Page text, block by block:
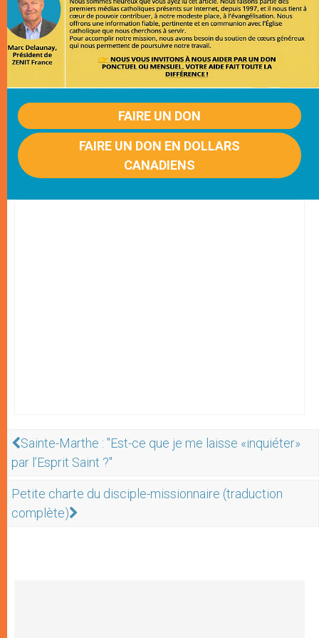
FAIRE UN DON
FAIRE UN DON EN DOLLARS
CANADIENS
Sainte-Marthe : "Est-ce que je me laisse «inquiéter»
par l’Esprit Saint ?"
Petite charte du disciple-missionnaire (traduction
complète)